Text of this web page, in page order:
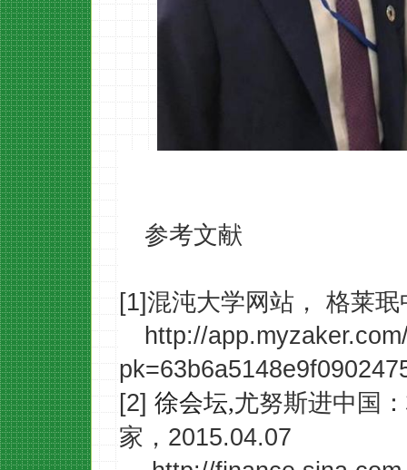
参考文献
[1]混沌大学网站， 格莱珉
http://
[2] 徐会坛,尤努斯进中国
家， 2015.04.07